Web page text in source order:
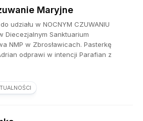
Maryjne
udziału w NOCNYM CZUWANIU
Diecezjalnym Sanktuarium
NMP w Zbrosławicach. Pasterkę
odprawi w intencji Parafian z